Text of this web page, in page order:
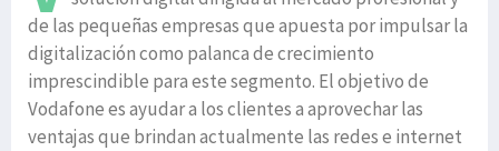
de las pequeñas empresas que apuesta por impulsar la
digitalización como palanca de crecimiento
imprescindible para este segmento. El objetivo de
Vodafone es ayudar a los clientes a aprovechar las
ventajas que brindan actualmente las redes e internet